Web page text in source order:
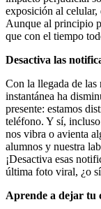
exposición al celular,
Aunque al principio
que con el tiempo
Desactiva las
Con la llegada de las
instantánea ha
presente: estamos
teléfono. Y sí,
nos vibra o avienta
alumnos y nuestra
¡Desactiva esas
última foto viral, ¿o
Aprende a dejar tu